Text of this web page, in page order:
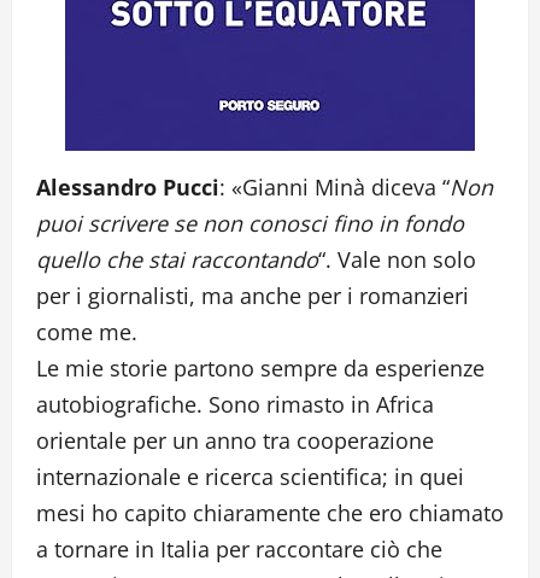
Alessandro Pucci: «Gianni Minà diceva “Non
puoi scrivere se non conosci fino in fondo
quello che stai raccontando“. Vale non solo
per i giornalisti, ma anche per i romanzieri
come me.
Le mie storie partono sempre da esperienze
autobiografiche. Sono rimasto in Africa
orientale per un anno tra cooperazione
internazionale e ricerca scientifica; in quei
mesi ho capito chiaramente che ero chiamato
a tornare in Italia per raccontare ciò che